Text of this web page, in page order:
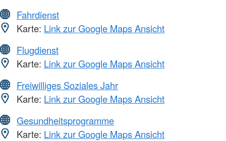
Fahrdienst
Karte: Link zur Google Maps Ansicht
Flugdienst
Karte: Link zur Google Maps Ansicht
Freiwilliges Soziales Jahr
Karte: Link zur Google Maps Ansicht
Gesundheitsprogramme
Karte: Link zur Google Maps Ansicht